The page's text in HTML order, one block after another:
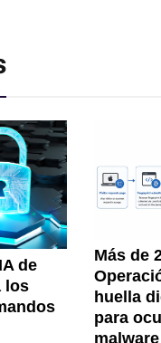
de
los
Más de
huella
para